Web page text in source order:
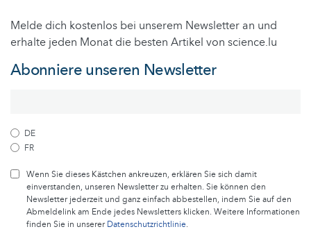
Melde dich kostenlos bei unserem Newsletter an und
erhalte jeden Monat die besten Artikel von science.lu
Abonniere unseren Newsletter
DE
FR
Wenn Sie dieses Kästchen ankreuzen, erklären Sie sich damit
einverstanden, unseren Newsletter zu erhalten. Sie können den
Newsletter jederzeit und ganz einfach abbestellen, indem Sie auf den
Abmeldelink am Ende jedes Newsletters klicken. Weitere Informationen
finden Sie in unsererDatenschutzrichtlinie.